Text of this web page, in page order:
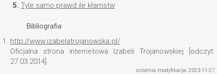
5. Tyle samo prawd ile kłamstw
Bibliografia
1. http://www.izabelatrojanowska.pl/
Oficjalna strona internetowa Izabeli Trojanowskiej [odczyt:
27.03.2014].
ostatnia modyfikacja: 2023-11-27